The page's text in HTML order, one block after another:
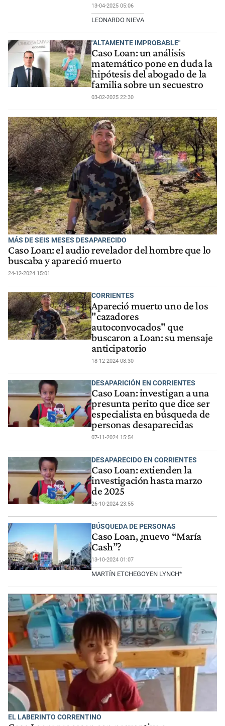
13-04-2025 05:06
LEONARDO NIEVA
"ALTAMENTE IMPROBABLE"
Caso Loan: un análisis
matemático pone en duda la
hipótesis del abogado de la
familia sobre un secuestro
03-02-2025 22:30
MÁS DE SEIS MESES DESAPARECIDO
Caso Loan: el audio revelador del hombre que lo
buscaba y apareció muerto
24-12-2024 15:01
CORRIENTES
Apareció muerto uno de los
"cazadores
autoconvocados" que
buscaron a Loan: su mensaje
anticipatorio
18-12-2024 08:30
DESAPARICIÓN EN CORRIENTES
Caso Loan: investigan a una
presunta perito que dice ser
especialista en búsqueda de
personas desaparecidas
07-11-2024 15:54
DESAPARECIDO EN CORRIENTES
Caso Loan: extienden la
investigación hasta marzo
de 2025
26-10-2024 23:55
BÚSQUEDA DE PERSONAS
Caso Loan, ¿nuevo “María
Cash”?
13-10-2024 01:07
MARTÍN ETCHEGOYEN LYNCH*
EL LABERINTO CORRENTINO